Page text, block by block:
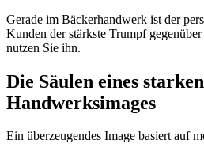
Gerade im Bäckerhandwerk ist der
Kunden der stärkste Trumpf
nutzen Sie ihn.
Die Säulen eines starken
Handwerksimages
Ein überzeugendes Image basiert auf